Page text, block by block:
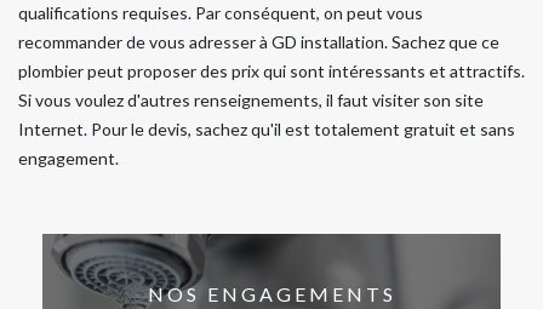
qualifications requises. Par conséquent, on peut vous
recommander de vous adresser à GD installation. Sachez que ce
plombier peut proposer des prix qui sont intéressants et attractifs.
Si vous voulez d'autres renseignements, il faut visiter son site
Internet. Pour le devis, sachez qu'il est totalement gratuit et sans
engagement.
NOS ENGAGEMENTS